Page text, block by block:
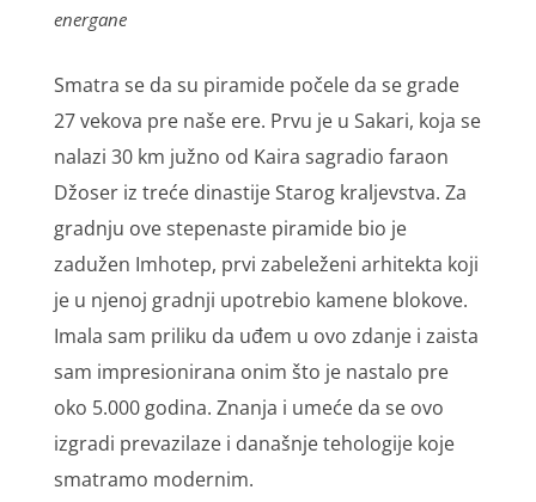
energane
Smatra se da su piramide počele da se grade
27 vekova pre naše ere. Prvu je u Sakari, koja se
nalazi 30 km južno od Kaira sagradio faraon
Džoser iz treće dinastije Starog kraljevstva. Za
gradnju ove stepenaste piramide bio je
zadužen Imhotep, prvi zabeleženi arhitekta koji
je u njenoj gradnji upotrebio kamene blokove.
Imala sam priliku da uđem u ovo zdanje i zaista
sam impresionirana onim što je nastalo pre
oko 5.000 godina. Znanja i umeće da se ovo
izgradi prevazilaze i današnje tehologije koje
smatramo modernim.